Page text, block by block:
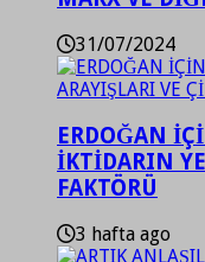
31/07/2024
ERDOĞAN
İKTİDARIN
FAKTÖRÜ
3 hafta ago